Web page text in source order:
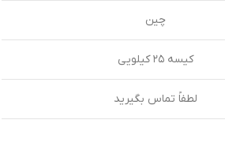
چین
کیسه 25 کیلویی
لطفاً تماس بگیرید